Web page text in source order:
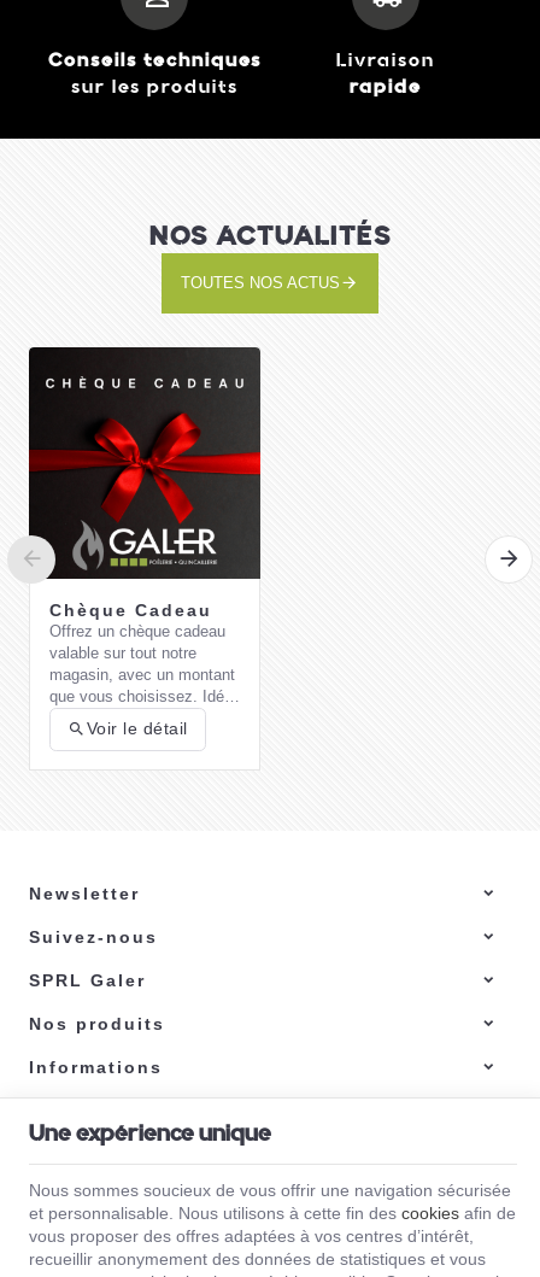
M+Zm140
Wolf Garten- Dresse-
27,95 €
J'achète
Wolf Garten-
Transplantoir Large
Wolf Lu2K
13,50 €
J'achète
Conseils techniques
sur les produits
Livraison
rapide
NOS ACTUALITÉS
TOUTES NOS ACTUS
Chèque Cadeau
Offrez un chèque cadeau
valable sur tout notre
magasin, avec un montant
que vous choisissez. Idéal
pour un cadeau pratique et
flexible !
Voir le détail
Comment choisir
gaz ?
Choisir un barbecue à gaz
préférences nécessite de
plusieurs critères
importants.
Voici quelques éléments à
considérer lors de votre
Newsletter
Suivez-nous
SPRL Galer
Nos produits
Informations
Conditions d'utilisation du site web| Cookies|Données personnelles|Traitement
de vos données par Google
© Copyright 2023-2026 - E-net Business, accélérateur d'e-commerce pour
commerçants, indépendants & PME
Une expérience unique
Nous sommes soucieux de vous offrir une navigation sécurisée
et personnalisable. Nous utilisons à cette fin des cookies afin de
vous proposer des offres adaptées à vos centres d’intérêt,
recueillir anonymement des données de statistiques et vous